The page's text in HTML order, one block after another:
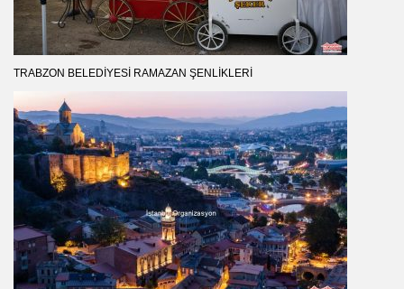
TRABZON BELEDIYESI RAMAZAN ŞENLIKLERI